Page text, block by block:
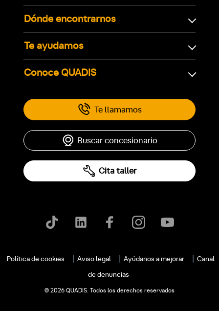
Dónde encontrarnos
Te ayudamos
Conoce QUADIS
Te llamamos
Buscar concesionario
Cita taller
Política de cookies Aviso legal Ayúdanos a mejorar Canal
de denuncias
© 2026 QUADIS. Todos los derechos reservados